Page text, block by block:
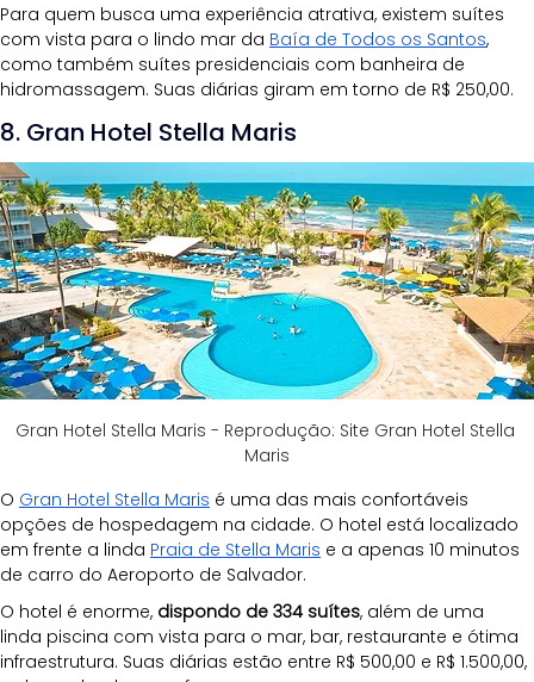
Para quem busca uma experiência atrativa, existem suítes
com vista para o lindo mar da Baía de Todos os Santos,
como também suítes presidenciais com banheira de
hidromassagem. Suas diárias giram em torno de R$ 250,00.
8. Gran Hotel Stella Maris
Gran Hotel Stella Maris - Reprodução: Site Gran Hotel Stella
Maris
O Gran Hotel Stella Maris é uma das mais confortáveis
opções de hospedagem na cidade. O hotel está localizado
em frente a linda Praia de Stella Maris e a apenas 10 minutos
de carro do Aeroporto de Salvador.
O hotel é enorme, dispondo de 334 suítes, além de uma
linda piscina com vista para o mar, bar, restaurante e ótima
infraestrutura. Suas diárias estão entre R$ 500,00 e R$ 1.500,00,